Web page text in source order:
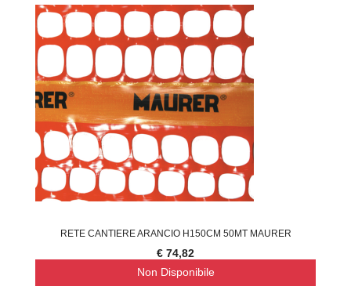
RETE CANTIERE ARANCIO H150CM 50MT MAURER
€ 74,82
Non Disponibile